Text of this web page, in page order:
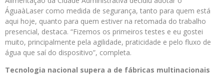
ÁguaàLaser como medida de segurança, tanto para quem está
aqui hoje, quanto para quem estiver na retomada do trabalho
presencial, destaca. “Fizemos os primeiros testes e eu gostei
muito, principalmente pela agilidade, praticidade e pelo fluxo de
água que saí do dispositivo”, completa.
Tecnologia nacional supera a de fábricas multinacionais